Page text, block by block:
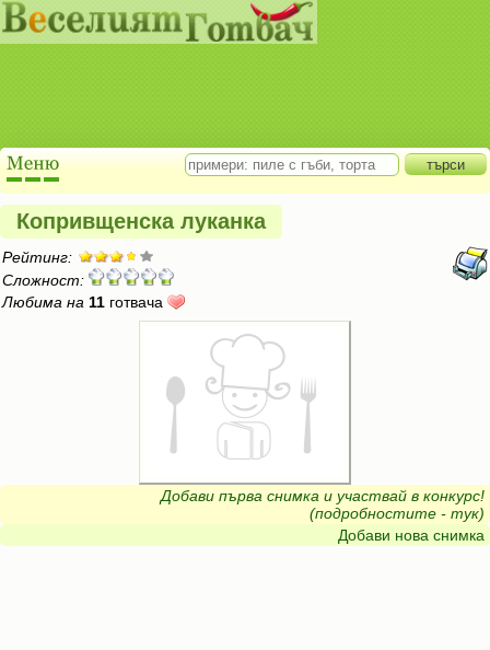
Копривщенска луканка
Рейтинг:
Сложност:
Любима на 11 готвача
Добави първа снимка и участвай в конкурс!
(подробностите - тук)
Добави нова снимка